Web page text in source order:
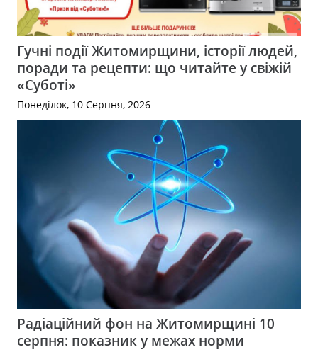
Гучні події Житомирщини, історії людей,
поради та рецепти: що читайте у свіжій
«Суботі»
Понеділок, 10 Серпня, 2026
Радіаційний фон на Житомирщині 10
серпня: показник у межах норми